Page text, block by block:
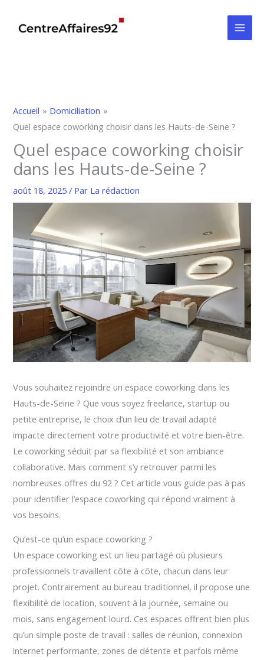
Accueil
Domiciliation
Quel espace coworking choisir dans les Hauts-de-Seine ?
Quel espace coworking choisir
dans les Hauts-de-Seine ?
août 18, 2025/ Par La rédaction
Vous souhaitez rejoindre un espace coworking dans les
Hauts-de-Seine ? Que vous soyez freelance, startup ou
petite entreprise, le choix d’un lieu de travail adapté
impacte directement votre productivité et votre bien-être.
Le coworking séduit par sa flexibilité et son ambiance
collaborative. Mais comment s’y retrouver parmi les
nombreuses offres du 92 ? Cet article vous guide pas à pas
pour identifier l’espace coworking qui répond vraiment à
vos besoins.
Qu’est-ce qu’un espace coworking ?
Un espace coworking est un lieu partagé où plusieurs
professionnels travaillent côte à côte, chacun dans leur
projet. Contrairement au bureau traditionnel, il propose une
flexibilité de location, souvent à la journée, semaine ou
mois, sans engagement lourd. Ces espaces offrent bien plus
qu’un simple poste de travail : salles de réunion, connexion
internet performante, zones de détente et parfois même